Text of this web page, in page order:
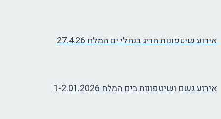
אירוע שיטפונות חריג בנחלי ים המלח 27.4.26
אירוע גשם ושיטפונות בים המלח 1-2.01.2026